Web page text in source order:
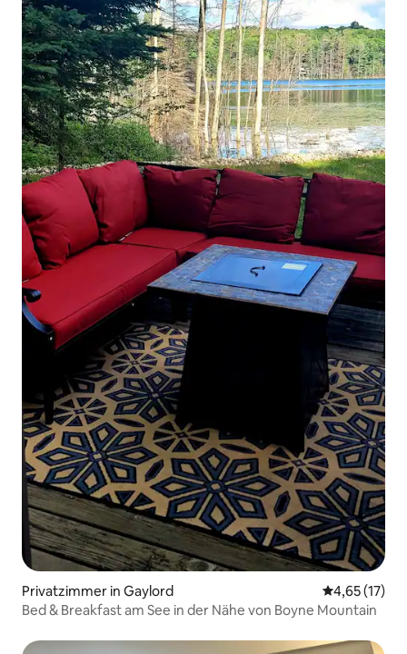
Privatzimmer in Gaylord
4,65 (17)
Bed & Breakfast am See in der Nähe von Boyne Mountain